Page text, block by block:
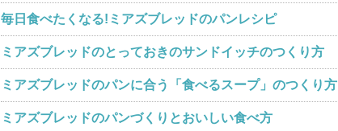
毎日食べたくなる!ミアズブレッドのパンレシピ
ミアズブレッドのとっておきのサンドイッチのつくり方
ミアズブレッドのパンに合う「食べるスープ」のつくり方
ミアズブレッドのパンづくりとおいしい食べ方